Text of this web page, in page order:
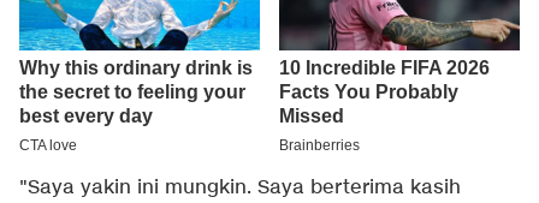
"Saya yakin ini mungkin. Saya berterima kasih